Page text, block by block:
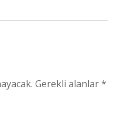
Gerekli alanlar*